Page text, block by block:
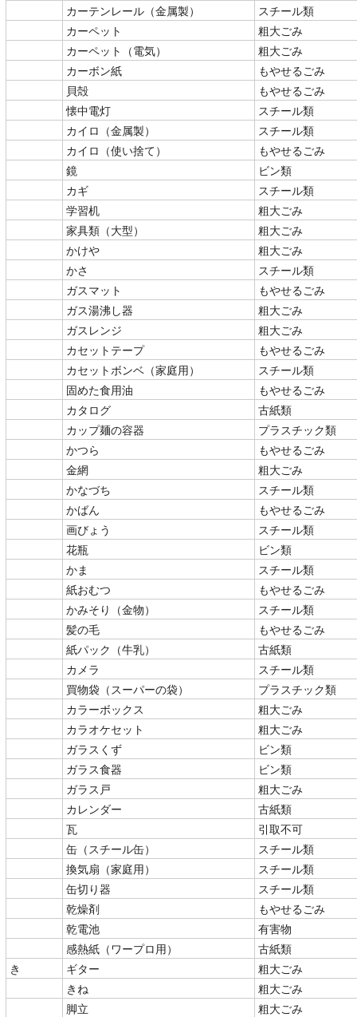
カーテンレール（金属製）
スチール類
カーペット
粗大ごみ
カーペット（電気）
粗大ごみ
カーボン紙
もやせるごみ
貝殻
もやせるごみ
懐中電灯
スチール類
カイロ（金属製）
スチール類
カイロ（使い捨て）
もやせるごみ
鏡
ビン類
カギ
スチール類
学習机
粗大ごみ
家具類（大型）
粗大ごみ
かけや
粗大ごみ
かさ
スチール類
ガスマット
もやせるごみ
ガス湯沸し器
粗大ごみ
ガスレンジ
粗大ごみ
カセットテープ
もやせるごみ
カセットボンベ（家庭用）
スチール類
固めた食用油
もやせるごみ
カタログ
古紙類
カップ麺の容器
プラスチック類
かつら
もやせるごみ
金網
粗大ごみ
かなづち
スチール類
かばん
もやせるごみ
画びょう
スチール類
花瓶
ビン類
かま
スチール類
紙おむつ
もやせるごみ
かみそり（金物）
スチール類
髪の毛
もやせるごみ
紙パック（牛乳）
古紙類
カメラ
スチール類
買物袋（スーパーの袋）
プラスチック類
カラーボックス
粗大ごみ
カラオケセット
粗大ごみ
ガラスくず
ビン類
ガラス食器
ビン類
ガラス戸
粗大ごみ
カレンダー
古紙類
瓦
引取不可
缶（スチール缶）
スチール類
換気扇（家庭用）
スチール類
缶切り器
スチール類
乾燥剤
もやせるごみ
乾電池
有害物
感熱紙（ワープロ用）
古紙類
き
ギター
粗大ごみ
きね
粗大ごみ
脚立
粗大ごみ